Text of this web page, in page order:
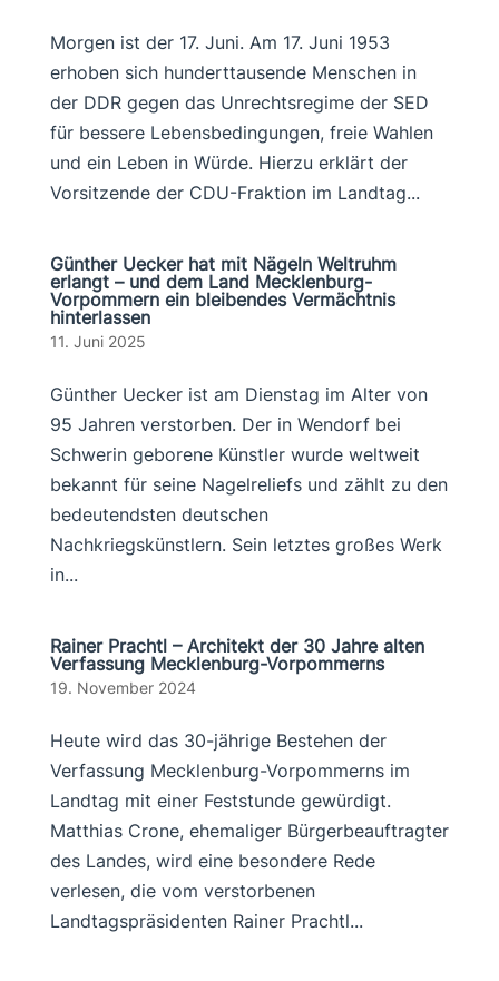
Morgen ist der 17. Juni. Am 17. Juni 1953
erhoben sich hunderttausende Menschen in
der DDR gegen das Unrechtsregime der SED
für bessere Lebensbedingungen, freie Wahlen
und ein Leben in Würde. Hierzu erklärt der
Vorsitzende der CDU-Fraktion im Landtag...
Günther Uecker hat mit Nägeln Weltruhm
erlangt – und dem Land Mecklenburg-
Vorpommern ein bleibendes Vermächtnis
hinterlassen
11. Juni 2025
Günther Uecker ist am Dienstag im Alter von
95 Jahren verstorben. Der in Wendorf bei
Schwerin geborene Künstler wurde weltweit
bekannt für seine Nagelreliefs und zählt zu den
bedeutendsten deutschen
Nachkriegskünstlern. Sein letztes großes Werk
in...
Rainer Prachtl – Architekt der 30 Jahre alten
Verfassung Mecklenburg-Vorpommerns
19. November 2024
Heute wird das 30-jährige Bestehen der
Verfassung Mecklenburg-Vorpommerns im
Landtag mit einer Feststunde gewürdigt.
Matthias Crone, ehemaliger Bürgerbeauftragter
des Landes, wird eine besondere Rede
verlesen, die vom verstorbenen
Landtagspräsidenten Rainer Prachtl...